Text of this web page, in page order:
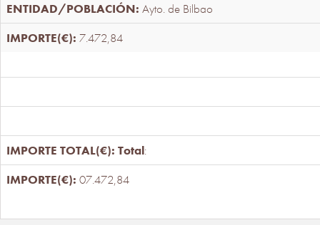
Ayto. de Bilbao
7.472,84
Total:
07.472,84